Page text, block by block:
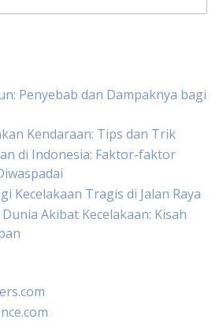
Penyebab dan Dampaknya bagi
Kendaraan: Tips dan Trik
di Indonesia: Faktor-faktor
Kecelakaan Tragis di Jalan Raya
Akibat Kecelakaan: Kisah